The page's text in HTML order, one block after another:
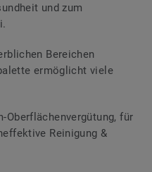
und zum
Bereichen
ermöglicht viele
für
Reinigung &